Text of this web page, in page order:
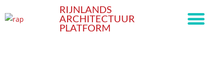
RIJNLANDS
ARCHITECTUUR
PLATFORM